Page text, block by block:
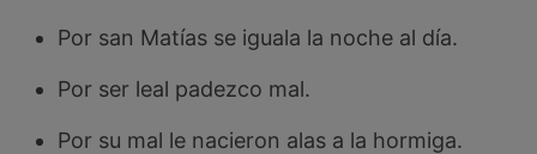
Por san Matías se iguala la noche al día.
Por ser leal padezco mal.
Por su mal le nacieron alas a la hormiga.